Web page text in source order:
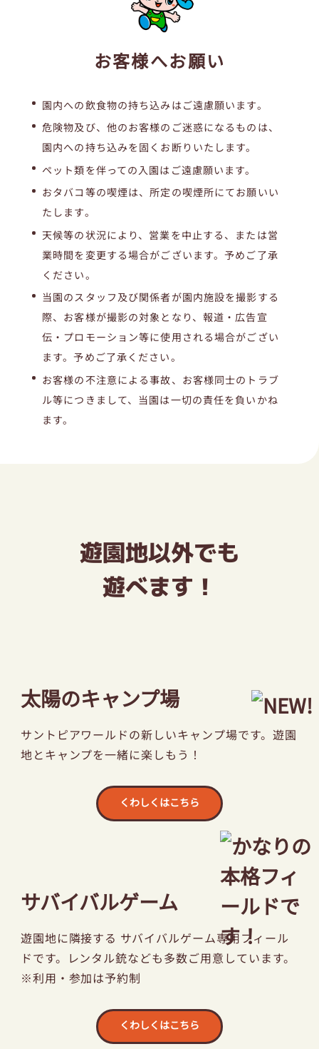
お客様へお願い
園内への飲食物の持ち込みはご遠慮願います。
危険物及び、他のお客様のご迷惑になるものは、
園内への持ち込みを固くお断りいたします。
ペット類を伴っての入園はご遠慮願います。
おタバコ等の喫煙は、所定の喫煙所にてお願いい
たします。
天候等の状況により、営業を中止する、または営
業時間を変更する場合がございます。予めご了承
ください。
当園のスタッフ及び関係者が園内施設を撮影する
際、お客様が撮影の対象となり、報道・広告宣
伝・プロモーション等に使用される場合がござい
ます。予めご了承ください。
お客様の不注意による事故、お客様同士のトラブ
ル等につきまして、当園は一切の責任を負いかね
ます。
遊園地以外でも
遊べます！
太陽のキャンプ場
サントピアワールドの新しいキャンプ場です。 遊園
地とキャンプを一緒に楽しもう！
くわしくはこちら
サバイバルゲーム
遊園地に隣接する サバイバルゲーム専用フィール
ドです。レンタル銃なども多数ご用意しています。
※利用・参加は予約制
くわしくはこちら